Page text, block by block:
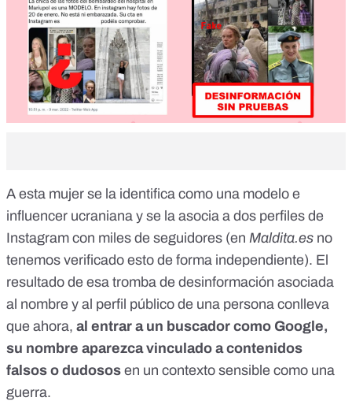
A esta mujer se la identifica como una modelo e
influencer ucraniana y se la asocia a dos perfiles de
Instagram con miles de seguidores (en Maldita.es no
tenemos verificado esto de forma independiente). El
resultado de esa tromba de desinformación asociada
al nombre y al perfil público de una persona conlleva
que ahora, al entrar a un buscador como Google,
su nombre aparezca vinculado a contenidos
falsos o dudosos en un contexto sensible como una
guerra.